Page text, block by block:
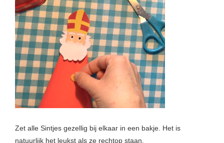
Zet alle Sintjes gezellig bij elkaar in een bakje. Het is
natuurlijk het leukst als ze rechtop staan.